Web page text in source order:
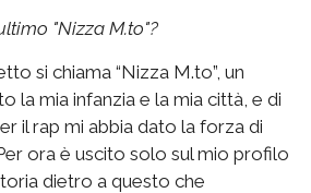
"Nizza M.to"?
si chiama “Nizza M.to”, un
la mia infanzia e la mia città, e di
il rap mi abbia dato la forza di
ora è uscito solo sul mio profilo
dietro a questo che